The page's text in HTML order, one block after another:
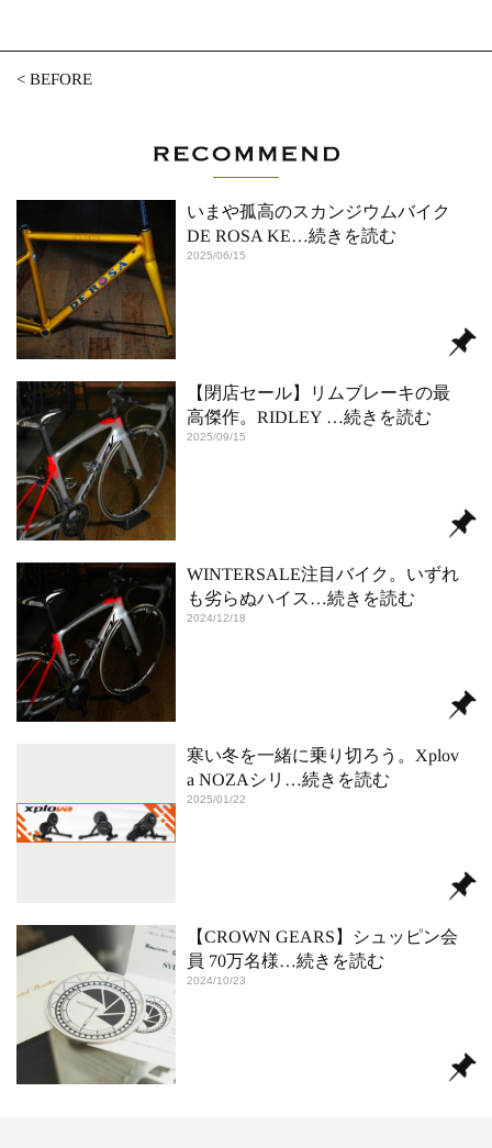
<BEFORE
いまや孤高のスカンジウムバイク
DE ROSA KE…続きを読む
2025/06/15
【閉店セール】リムブレーキの最
高傑作。RIDLEY …続きを読む
2025/09/15
WINTERSALE注目バイク。いずれ
も劣らぬハイス …続きを読む
2024/12/18
寒い冬を一緒に乗り切ろう。Xplov
a NOZAシリ …続きを読む
2025/01/22
【CROWN GEARS】シュッピン会
員 70万名様…続きを読む
2024/10/23